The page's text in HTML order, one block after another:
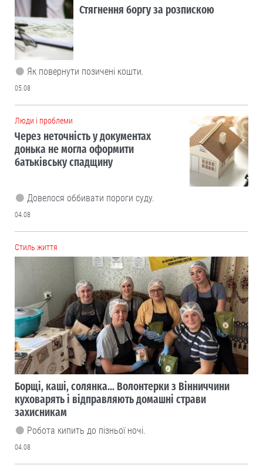
Стягнення боргу за розпискою
Як повернути позичені кошти.
05.08
Люди і проблеми
Через неточність у документах
донька не могла оформити
батьківську спадщину
Довелося оббивати пороги суду.
04.08
Cтиль життя
Борщі, каші, солянка... Волонтерки з Вінниччини
куховарять і відправляють домашні страви
захисникам
Робота кипить до пізньої ночі.
04.08